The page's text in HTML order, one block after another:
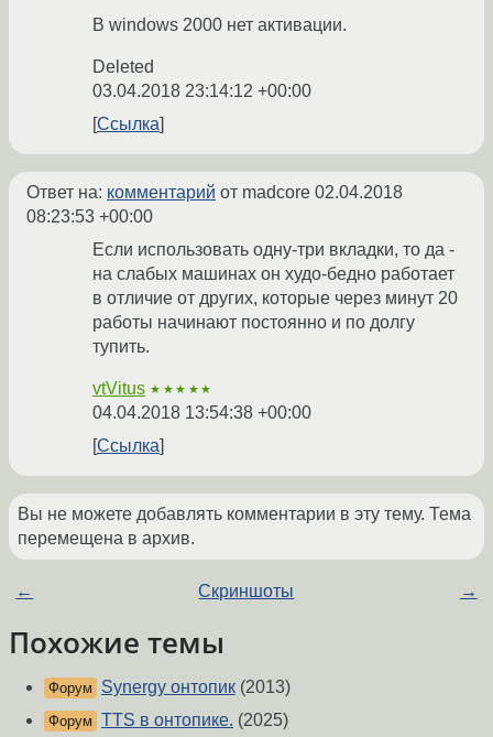
В windows 2000 нет активации.
Deleted
03.04.2018 23:14:12 +00:00
Ссылка
Ответ на: комментарий от madcore 02.04.2018
08:23:53 +00:00
Если использовать одну-три вкладки, то да -
на слабых машинах он худо-бедно работает
в отличие от других, которые через минут 20
работы начинают постоянно и по долгу
тупить.
vtVitus ★★★★★
04.04.2018 13:54:38 +00:00
Ссылка
Вы не можете добавлять комментарии в эту тему. Тема
перемещена в архив.
← Скриншоты →
Похожие темы
Форум Synergy онтопик (2013)
Форум TTS в онтопике. (2025)